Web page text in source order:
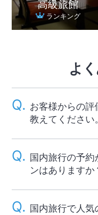
高級旅館
ランキング
よ
お客様からの評
教えてください。
国内旅行の予
ンはありますか
国内旅行で人